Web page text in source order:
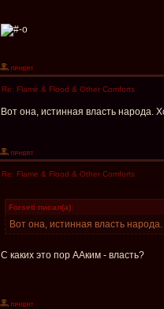
Re: Flame & Flood & Other Comforts
Вот она, истинная власть народа.
Re: Flame & Flood & Other Comforts
Forseti писал(а):
Вот она, истинная власть
С каких это пор ААким - власть?